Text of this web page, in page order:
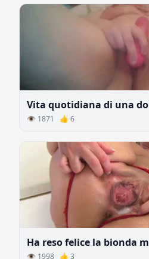
Vita quotidiana di una
👁 1871 👍 6
👁 1998 👍 3